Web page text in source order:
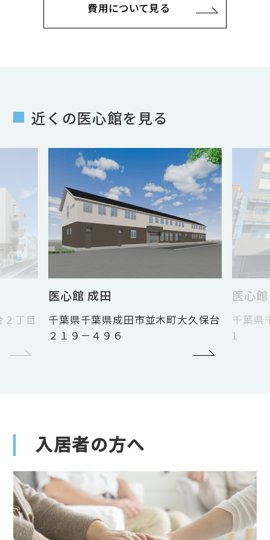
費用について見る
近くの医心館を見る
保台
医心館 西船橋Ⅱ
千葉県千葉県船橋市印内町636番地
1
医心
埼玉県
番40号
入居者の方へ